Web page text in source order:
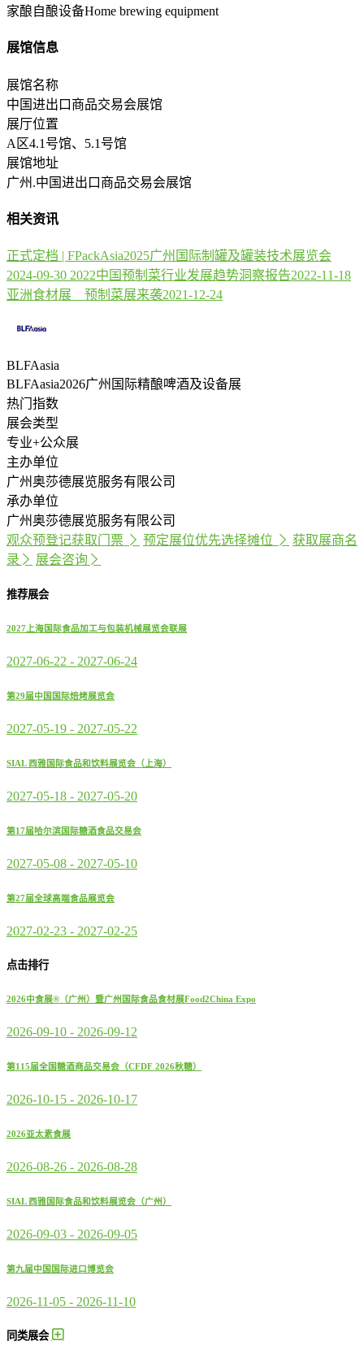
家酿自酿设备Home brewing equipment
展馆信息
展馆名称
中国进出口商品交易会展馆
展厅位置
A区4.1号馆、5.1号馆
展馆地址
广州.中国进出口商品交易会展馆
相关资讯
正式定档 | FPackAsia2025广州国际制罐及罐装技术展览会
2024-09-30 2022中国预制菜行业发展趋势洞察报告2022-11-18
亚洲食材展 预制菜展来袭2021-12-24
BLFAasia
BLFAasia2026广州国际精酿啤酒及设备展
热门指数
展会类型
专业+公众展
主办单位
广州奥莎德展览服务有限公司
承办单位
广州奥莎德展览服务有限公司
观众预登记获取门票 预定展位优先选择摊位
获取展商名
录
展会咨询
推荐展会
2027上海国际食品加工与包装机械展览会联展
2027-06-22 - 2027-06-24
第29届中国国际焙烤展览会
2027-05-19 - 2027-05-22
SIAL 西雅国际食品和饮料展览会（上海）
2027-05-18 - 2027-05-20
第17届哈尔滨国际糖酒食品交易会
2027-05-08 - 2027-05-10
第27届全球高端食品展览会
2027-02-23 - 2027-02-25
点击排行
2026中食展®（广州）暨广州国际食品食材展Food2China Expo
2026-09-10 - 2026-09-12
第115届全国糖酒商品交易会（CFDF 2026秋糖）
2026-10-15 - 2026-10-17
2026亚太素食展
2026-08-26 - 2026-08-28
SIAL 西雅国际食品和饮料展览会（广州）
2026-09-03 - 2026-09-05
第九届中国国际进口博览会
2026-11-05 - 2026-11-10
同类展会